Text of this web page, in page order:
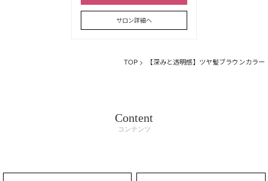
サロン詳細へ
TOP > 【深みと透明感】ツヤ髪ブラウンカラー
Content
コンテンツ